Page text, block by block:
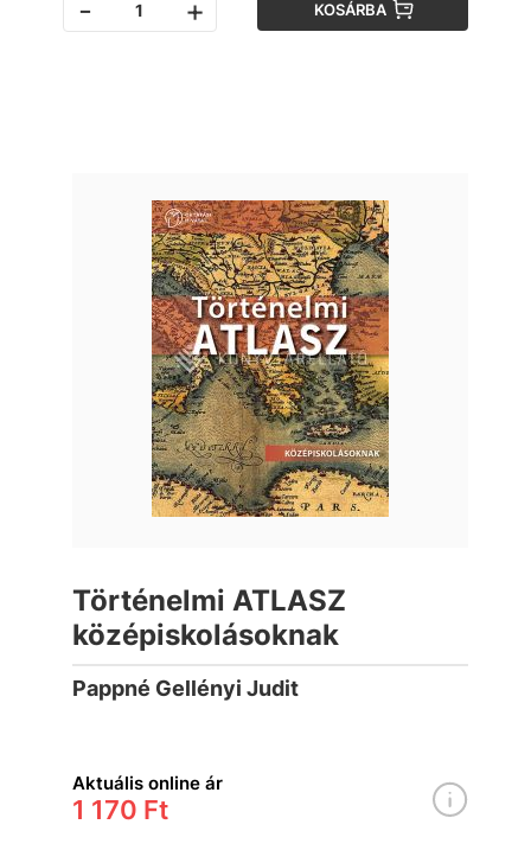
- + KOSÁRBA
Történelmi ATLASZ
középiskolásoknak
Pappné Gellényi Judit
Aktuális online ár
1 170 Ft